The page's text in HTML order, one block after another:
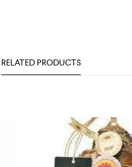
RELATED PRODUCTS